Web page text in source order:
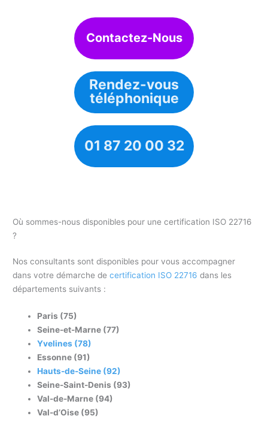
Contactez-Nous
Rendez-vous
téléphonique
01 87 20 00 32
Où sommes-nous disponibles pour une certification ISO 22716
?
Nos consultants sont disponibles pour vous accompagner
dans votre démarche decertification ISO 22716 dans les
départements suivants :
Paris (75)
Seine-et-Marne (77)
Yvelines (78)
Essonne (91)
Hauts-de-Seine (92)
Seine-Saint-Denis (93)
Val-de-Marne (94)
Val-d’Oise (95)